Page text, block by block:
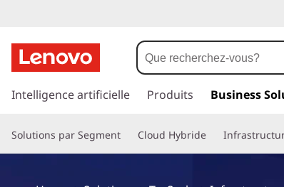
a
e
r
Intelligence artificielle Produits Business
Solutions par Segment Cloud Hybride